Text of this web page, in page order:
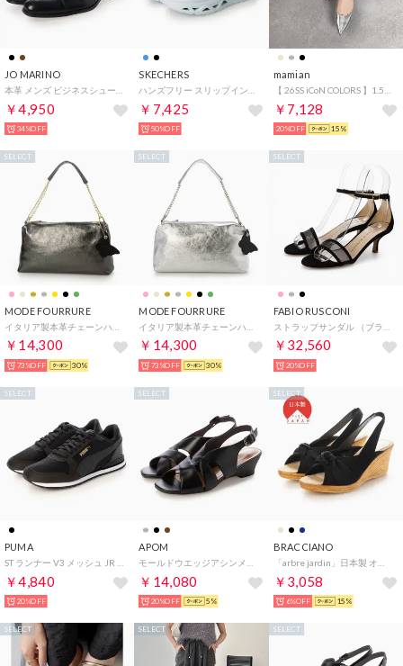
JO MARINO
本革 メンズ ビジネスシューズ 紳士靴 ストレートチップ ドレスシューズ 内羽根 防滑 （ブラック）
￥4,950
34%OFF
SKECHERS
ハンズフリー スリップインズ：ウノ グライドステップ - エア グライダーズ （LT.BLUE）
￥7,425
50%OFF
mamian
【 26SS iCoN COLORS 】1.5cm 痛くなりにくい 美脚ポインテッドトゥカラーパンプス／C20143 （シルバー）
￥7,128
20%OFF 15%
MODE FOURRURE
￥14,300
SELECT
73%OFF 30%
MODE FOURRURE
￥14,300
SELECT
73%OFF 30%
FABIO RUSCONI
￥32,560
SELECT
20%OFF
PUMA
ST ランナー V3 メッシュ JR 385510.12L
￥4,840
SELECT
20%OFF
APOM
モールドウエッジアシンメトリースリングバックサンダル45 （ブラック）
￥14,080
SELECT
20%OFF 5%
BRACCIANO
「arbre jardin」日本製 オープントゥウェッジソール ストラップサンダル BRACCIANOセレクト （ブラック）
￥3,058
SELECT
6%OFF 15%
SELECT SELECT SELECT